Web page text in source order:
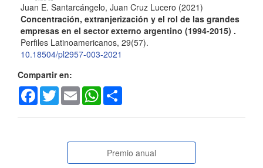
Juan E. Santarcángelo, Juan Cruz Lucero (2021)
Concentración, extranjerización y el rol de las grandes
empresas en el sector externo argentino (1994-2015) .
Perfiles Latinoamericanos, 29(57).
10.18504/pl2957-003-2021
Compartir en:
Facebook
TwitterEmail WhatsApp
paginasespeciales
Premio anual